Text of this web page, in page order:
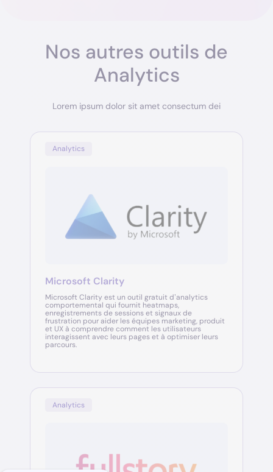
Nos autres outils de
Analytics
Lorem ipsum dolor sit amet consectum dei
Analytics
Microsoft Clarity
Microsoft Clarity est un outil gratuit d’analytics
comportemental qui fournit heatmaps,
enregistrements de sessions et signaux de
frustration pour aider les équipes marketing, produit
et UX à comprendre comment les utilisateurs
interagissent avec leurs pages et à optimiser leurs
parcours.
Analytics